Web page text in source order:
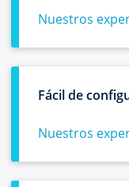
Nuestros
Fácil de
Nuestros